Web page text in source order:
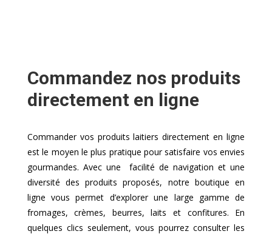
Commandez nos produits
directement en ligne
Commander vos produits laitiers directement en ligne
est le moyen le plus pratique pour satisfaire vos envies
gourmandes. Avec une facilité de navigation et une
diversité des produits proposés, notre boutique en
ligne vous permet d’explorer une large gamme de
fromages, crèmes, beurres, laits et confitures. En
quelques clics seulement, vous pourrez consulter les